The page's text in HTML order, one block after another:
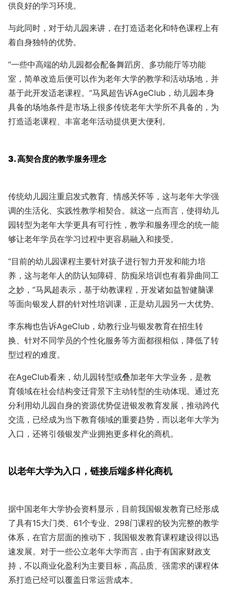
供良好的学习环境。
与此同时，对于幼儿园来讲，在打造适老化和特色课程上有
着自身独特的优势。
“一些中高端的幼儿园都会配备舞蹈房、多功能厅等功能
室，简单改造后便可以作为老年大学的教学和活动场地，并
基于此开发适老课程。”马凤超告诉AgeClub，幼儿园本身
具备的场地条件是市场上很多传统老年大学所不具备的，为
打造适老课程、丰富老年活动提供更大便利。
3. 高契合度的教学服务理念
传统幼儿园注重启发式教育、情感关怀等，这与老年大学强
调的生活化、实践性教学相契合。就这一点而言，使得幼儿
园转型为老年大学更具有可行性，教学和服务理念的统一能
够让老年学员在学习过程中更容易融入和接受。
“目前的幼儿园课程主要针对孩子进行智力开发和能力培
养，这与老年人的防认知障碍、防痴呆培训也有着异曲同工
之妙，”马凤超表示，基于幼教课程，开发诸如益智健脑课
等面向银发人群的针对性培训课，正是幼儿园另一大优势。
李东梅也告诉AgeClub，幼教行业与银发教育在招生转
换、针对不同学员的个性化服务等方面都很相似，降低了转
型过程的难度。
在AgeClub看来，幼儿园转型或叠加老年大学业务，是教
育领域在社会结构变迁背景下主动转型的生动体现。通过充
分利用幼儿园自身的资源优势促进银发教育发展，推动跨代
交流，已经成为当下教育领域的重要趋势，而以老年大学为
入口，还将引领银发产业拥抱更多样化的商机。
以老年大学为入口，链接后端多样化商机
据中国老年大学协会资料显示，目前我国银发教育已经形成
了具有15大门类、61个专业、298门课程的较为完整的教学
体系，在官方层面的推动下，我国银发教育课程建设得以迅
速发展。对于一些公立老年大学而言，由于有国家财政支
持，不以商业化盈利为主要目标，高品质、强需求的课程体
系打造已经可以覆盖日常运营成本。